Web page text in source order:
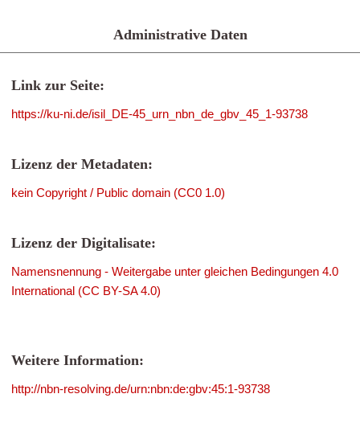
Administrative Daten
Link zur Seite:
https://ku-ni.de/isil_DE-45_urn_nbn_de_gbv_45_1-93738
Lizenz der Metadaten:
kein Copyright / Public domain (CC0 1.0)
Lizenz der Digitalisate:
Namensnennung - Weitergabe unter gleichen Bedingungen 4.0
International (CC BY-SA 4.0)
Weitere Information:
http://nbn-resolving.de/urn:nbn:de:gbv:45:1-93738